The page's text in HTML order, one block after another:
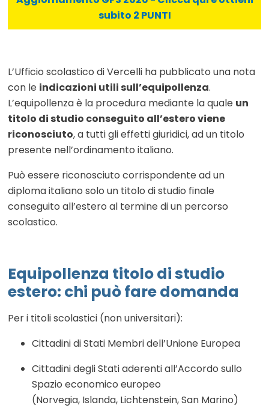
subito 2 PUNTI
L’Ufficio scolastico di Vercelli ha pubblicato una nota
con le indicazioni utili sull’equipollenza.
L’equipollenza è la procedura mediante la quale un
titolo di studio conseguito all’estero viene
riconosciuto, a tutti gli effetti giuridici, ad un titolo
presente nell’ordinamento italiano.
Può essere riconosciuto corrispondente ad un
diploma italiano solo un titolo di studio finale
conseguito all’estero al termine di un percorso
scolastico.
Equipollenza titolo di studio
estero: chi può fare domanda
Per i titoli scolastici (non universitari):
Cittadini di Stati Membri dell’Unione Europea
Cittadini degli Stati aderenti all’Accordo sullo
Spazio economico europeo
(Norvegia, Islanda, Lichtenstein, San Marino)